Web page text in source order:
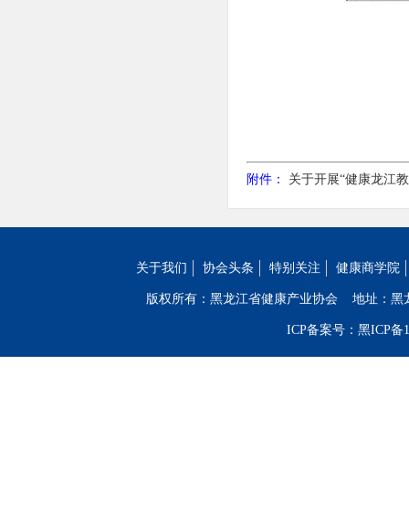
附件： 关于开展“健康龙江
关于我们 协会头条 特别关注 健康商学院
版权所有：黑龙江省健康产业协会 地址：黑
ICP备案号：黑ICP备